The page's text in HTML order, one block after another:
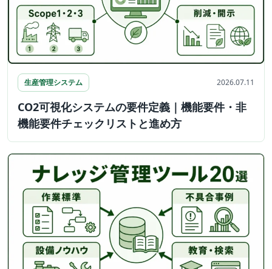
生産管理システム 2026.07.11
CO2可視化システムの要件定義｜機能要件・非
機能要件チェックリストと進め方